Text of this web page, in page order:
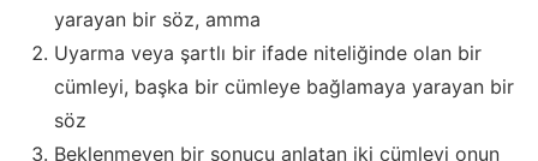
yarayan bir söz, amma
Uyarma veya şartlı bir ifade niteliğinde olan bir
cümleyi, başka bir cümleye bağlamaya yarayan bir
söz
Beklenmeyen bir sonucu anlatan iki cümleyi onun